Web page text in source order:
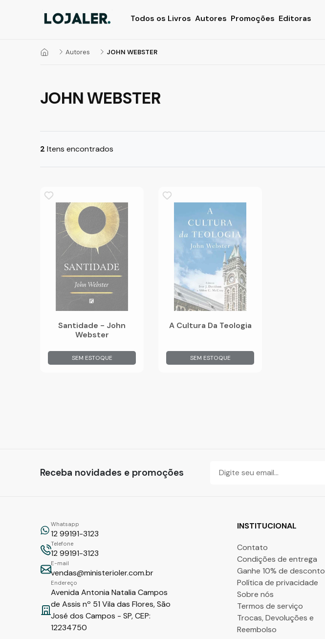
Todos os Livros Autores Promoções Editoras
Autores JOHN WEBSTER
JOHN WEBSTER
2 Itens encontrados
Santidade - John
Webster
SEM ESTOQUE
A Cultura Da Teologia
SEM ESTOQUE
Receba novidades e promoções
Whatsapp
12 99191-3123
Telefone
12 99191-3123
E-mail
vendas@ministerioler.com.br
Endereço
Avenida Antonia Natalia Campos
de Assis nº 51 Vila das Flores, São
José dos Campos - SP, CEP:
12234750
INSTITUCIONAL
Contato
Condições de entrega
Ganhe 10% de desconto
Política de privacidade
Sobre nós
Termos de serviço
Trocas, Devoluções e
Reembolso